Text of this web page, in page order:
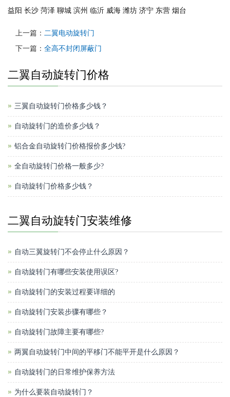
益阳 长沙 菏泽 聊城 滨州 临沂 威海 潍坊 济宁 东营 烟台
上一篇： 二翼电动旋转门
下一篇： 全高不封闭屏蔽门
二翼自动旋转门价格
三翼自动旋转门价格多少钱？
自动旋转门的造价多少钱？
铝合金自动旋转门价格报价多少钱?
全自动旋转门价格一般多少?
自动旋转门价格多少钱？
二翼自动旋转门安装维修
自动三翼旋转门不会停止什么原因？
自动旋转门有哪些安装使用误区?
自动旋转门的安装过程要详细的
自动旋转门安装步骤有哪些？
自动旋转门故障主要有哪些?
两翼自动旋转门中间的平移门不能平开是什么原因？
自动旋转门的日常维护保养方法
为什么要装自动旋转门？